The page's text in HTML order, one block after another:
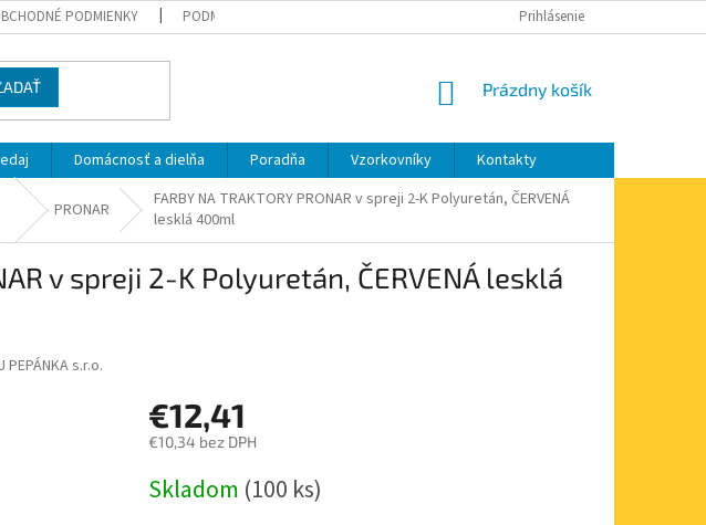
PODMIENKY PODMIENKY OCHRANY OSOBNÝCH ÚDAJOV MOJA OBJEDNÁVKA
Prihlásenie
NÁKUPNÝ
Prázdny košík
Domácnosť a dielňa Poradňa Vzorkovníky Kontakty
PRONAR
FARBY NA TRAKTORY PRONAR v spreji 2-K Polyuretán, ČERVENÁ
lesklá 400ml
v spreji 2-K Polyuretán, ČERVENÁ lesklá
PEPÁNKA s.r.o.
€12,41
€10,34 bez DPH
cena:
Skladom (100 ks)